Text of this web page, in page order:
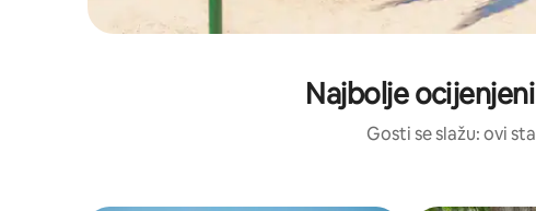
Najbolje
Gosti se slažu: ovi